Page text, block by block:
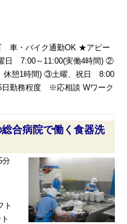
車・バイク通勤OK ★アピー
日 7:00～11:00(実働4時間) ②
休憩1時間) ③土曜、祝日 8:00
日勤務程度 ※応相談 Wワーク
総合病院で働く食器洗
分
ト